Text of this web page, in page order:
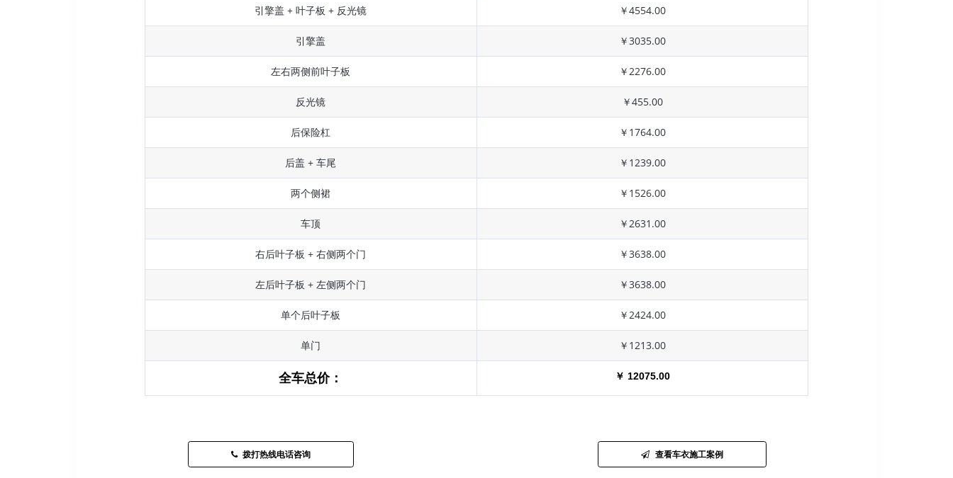
引擎盖 + 叶子板 + 反光镜 ￥4554.00
引擎盖 ￥3035.00
左右两侧前叶子板 ￥2276.00
反光镜 ￥455.00
后保险杠 ￥1764.00
后盖 + 车尾 ￥1239.00
两个侧裙 ￥1526.00
车顶 ￥2631.00
右后叶子板 + 右侧两个门 ￥3638.00
左后叶子板 + 左侧两个门 ￥3638.00
单个后叶子板 ￥2424.00
单门 ￥1213.00
全车总价： ￥ 12075.00
拨打热线电话咨询 查看车衣施工案例